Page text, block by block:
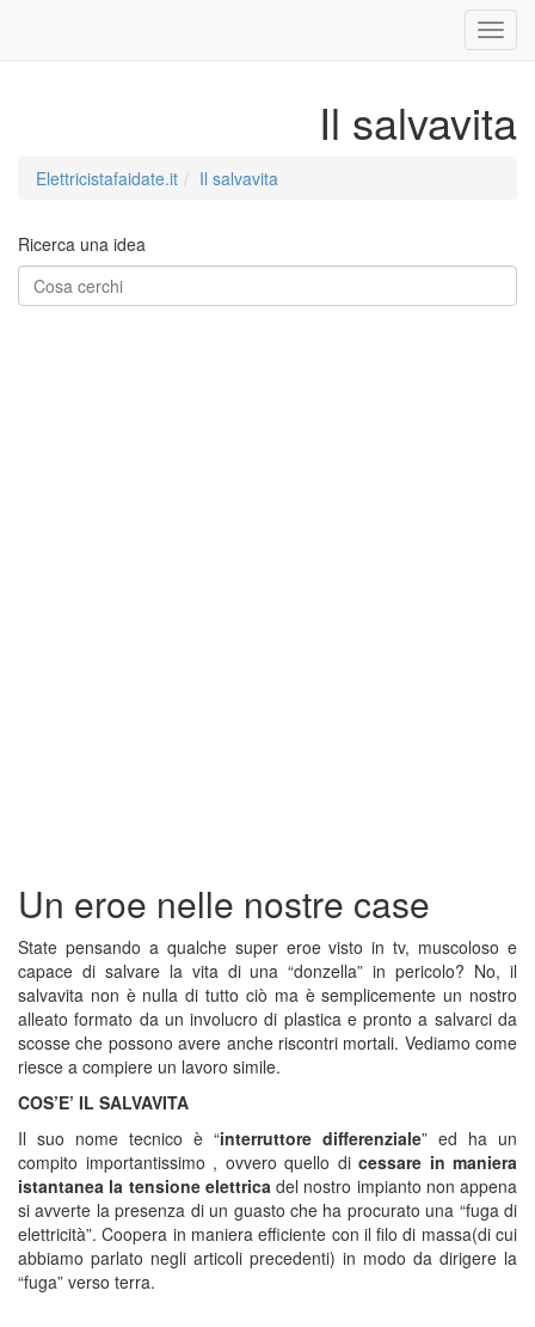
Il salvavita
Elettricistafaidate.it Il salvavita
Ricerca una idea
Un eroe nelle nostre case
State pensando a qualche super eroe visto in tv, muscoloso e
capace di salvare la vita di una “donzella” in pericolo? No, il
salvavita non è nulla di tutto ciò ma è semplicemente un nostro
alleato formato da un involucro di plastica e pronto a salvarci da
scosse che possono avere anche riscontri mortali. Vediamo come
riesce a compiere un lavoro simile.
COS’E’ IL SALVAVITA
Il suo nome tecnico è “interruttore differenziale” ed ha un
compito importantissimo , ovvero quello di cessare in maniera
istantanea la tensione elettrica del nostro impianto non appena
si avverte la presenza di un guasto che ha procurato una “fuga di
elettricità”. Coopera in maniera efficiente con il filo di massa(di cui
abbiamo parlato negli articoli precedenti) in modo da dirigere la
“fuga” verso terra.